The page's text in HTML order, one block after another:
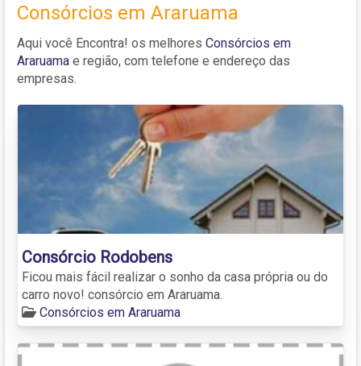
Consórcios em Araruama
Aqui você Encontra! os melhores Consórcios em
Araruama e região, com telefone e endereço das
empresas.
Consórcio Rodobens
Ficou mais fácil realizar o sonho da casa própria ou do
carro novo! consórcio em Araruama.
Consórcios em Araruama